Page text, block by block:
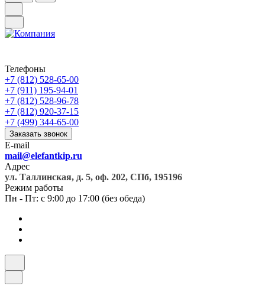
Телефоны
+7 (812) 528-65-00
+7 (911) 195-94-01
+7 (812) 528-96-78
+7 (812) 920-37-15
+7 (499) 344-65-00
Заказать звонок
E-mail
mail@elefantkip.ru
Адрес
ул. Таллинская, д. 5, оф. 202, СПб, 195196
Режим работы
Пн - Пт: с 9:00 до 17:00 (без обеда)